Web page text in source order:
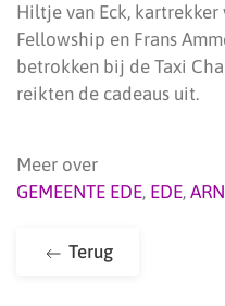
Hiltje van Eck, kartrekker
Fellowship en Frans
betrokken bij de Taxi
reikten de cadeaus uit.
Meer over
GEMEENTE EDE, EDE,
Terug